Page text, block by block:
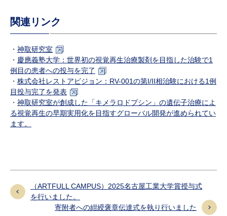
関連リンク
・ 神取研究室
・ 慶應義塾大学： 世界初の視覚再生治療製剤を目指した治験で1
例目の患者への投与を完了
・ 株式会社レストアビジョン：RV-001の第I/II相治験における1例
目投与完了を発表
・ 神取研究室が創成した「キメラロドプシン」の遺伝子治療によ
る視覚再生の早期実用化を目指すグローバル開発が進められてい
ます。
（ARTFULL CAMPUS）2025名古屋工業大学賞授与式
を行いました。
寄附者への紺綬褒章伝達式を執り行いました